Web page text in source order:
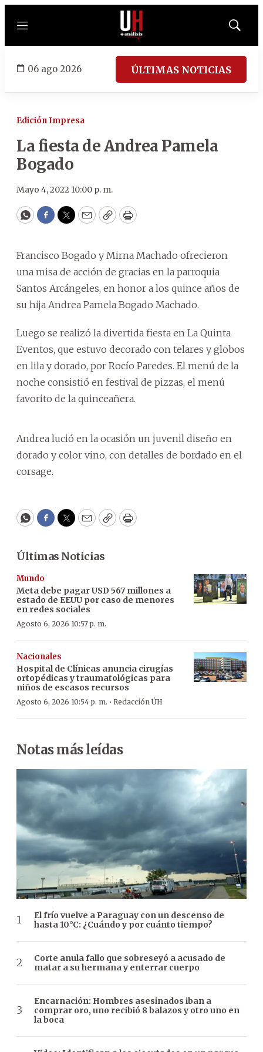
Menú
Mostrar
06 ago 2026 ÚLTIMAS NOTICIAS
Edición Impresa
La fiesta de Andrea Pamela
Bogado
Mayo 4, 2022 10:00 p. m.
WhatsApp
Facebook
Twitter
EmailCopyPrint
Francisco Bogado y Mirna Machado ofrecieron
una misa de acción de gracias en la parroquia
Santos Arcángeles, en honor a los quince años de
su hija Andrea Pamela Bogado Machado.
Luego se realizó la divertida fiesta en La Quinta
Eventos, que estuvo decorado con telares y globos
en lila y dorado, por Rocío Paredes. El menú de la
noche consistió en festival de pizzas, el menú
favorito de la quinceañera.
Andrea lució en la ocasión un juvenil diseño en
dorado y color vino, con detalles de bordado en el
corsage.
WhatsApp
Facebook
Twitter
EmailCopyPrint
Últimas Noticias
Mundo
Meta debe pagar USD 567 millones a
estado de EEUU por caso de menores
en redes sociales
Agosto 6, 2026 10:57 p. m.
Nacionales
Hospital de Clínicas anuncia cirugías
ortopédicas y traumatológicas para
niños de escasos recursos
Agosto 6, 2026 10:54 p. m. · Redacción ÚH
Notas más leídas
El frío vuelve a Paraguay con un descenso de
hasta 10°C: ¿Cuándo y por cuánto tiempo?
Corte anula fallo que sobreseyó a acusado de
matar a su hermana y enterrar cuerpo
Encarnación: Hombres asesinados iban a
comprar oro, uno recibió 8 balazos y otro uno en
la boca